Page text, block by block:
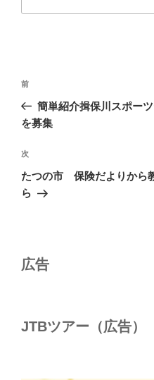
投
ナ
ゲ
ー
シ
前
の
投
前
簡単紹介揖保川スポー
を募集
次
の
投
次
たつの市 保険だよりか
ら
広告
JTBツアー（広告）